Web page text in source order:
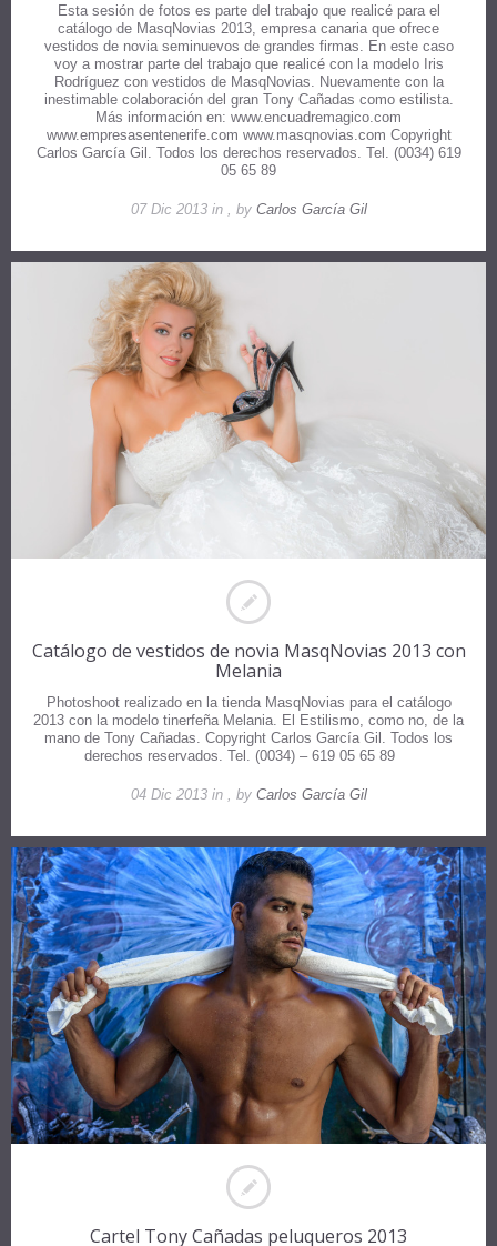
Esta sesión de fotos es parte del trabajo que realicé para el
catálogo de MasqNovias 2013, empresa canaria que ofrece
vestidos de novia seminuevos de grandes firmas. En este caso
voy a mostrar parte del trabajo que realicé con la modelo Iris
Rodríguez con vestidos de MasqNovias. Nuevamente con la
inestimable colaboración del gran Tony Cañadas como estilista.
Más información en: www.encuadremagico.com
www.empresasentenerife.com www.masqnovias.com Copyright
Carlos García Gil. Todos los derechos reservados. Tel. (0034) 619
05 65 89
07 Dic 2013 in , by Carlos García Gil
Catálogo de vestidos de novia MasqNovias 2013 con
Melania
Photoshoot realizado en la tienda MasqNovias para el catálogo
2013 con la modelo tinerfeña Melania. El Estilismo, como no, de la
mano de Tony Cañadas. Copyright Carlos García Gil. Todos los
derechos reservados. Tel. (0034) – 619 05 65 89
04 Dic 2013 in , by Carlos García Gil
Cartel Tony Cañadas peluqueros 2013